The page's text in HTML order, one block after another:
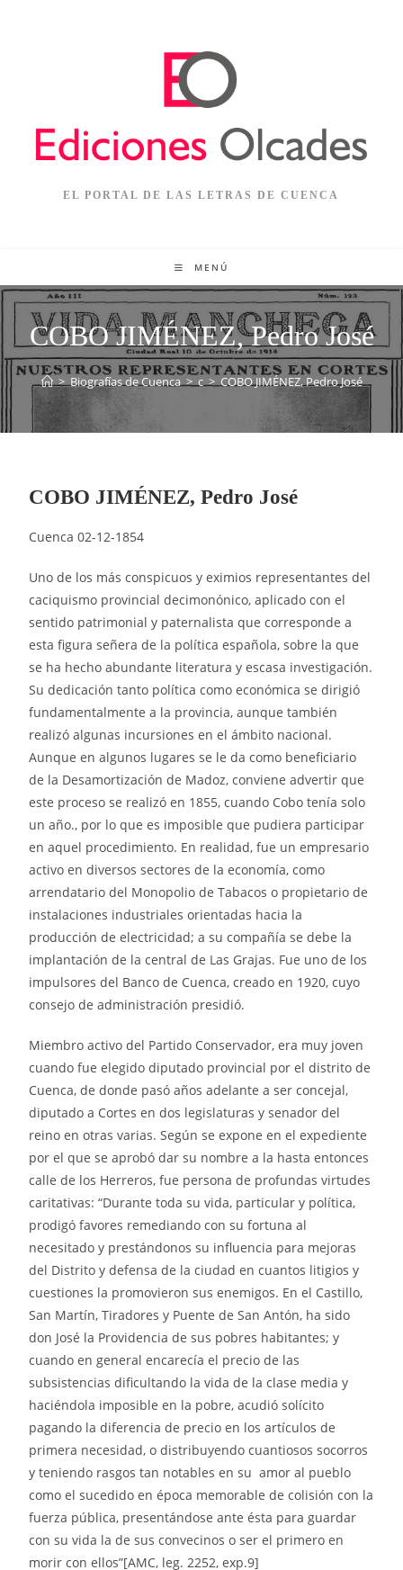
EL PORTAL DE LAS LETRAS DE CUENCA
MENÚ
COBO JIMÉNEZ, Pedro José
> Biografías de Cuenca > c > COBO JIMÉNEZ, Pedro José
COBO JIMÉNEZ, Pedro José
Cuenca 02-12-1854
Uno de los más conspicuos y eximios representantes del
caciquismo provincial decimonónico, aplicado con el
sentido patrimonial y paternalista que corresponde a
esta figura señera de la política española, sobre la que
se ha hecho abundante literatura y escasa investigación.
Su dedicación tanto política como económica se dirigió
fundamentalmente a la provincia, aunque también
realizó algunas incursiones en el ámbito nacional.
Aunque en algunos lugares se le da como beneficiario
de la Desamortización de Madoz, conviene advertir que
este proceso se realizó en 1855, cuando Cobo tenía solo
un año., por lo que es imposible que pudiera participar
en aquel procedimiento. En realidad, fue un empresario
activo en diversos sectores de la economía, como
arrendatario del Monopolio de Tabacos o propietario de
instalaciones industriales orientadas hacia la
producción de electricidad; a su compañía se debe la
implantación de la central de Las Grajas. Fue uno de los
impulsores del Banco de Cuenca, creado en 1920, cuyo
consejo de administración presidió.
Miembro activo del Partido Conservador, era muy joven
cuando fue elegido diputado provincial por el distrito de
Cuenca, de donde pasó años adelante a ser concejal,
diputado a Cortes en dos legislaturas y senador del
reino en otras varias. Según se expone en el expediente
por el que se aprobó dar su nombre a la hasta entonces
calle de los Herreros, fue persona de profundas virtudes
caritativas: “Durante toda su vida, particular y política,
prodigó favores remediando con su fortuna al
necesitado y prestándonos su influencia para mejoras
del Distrito y defensa de la ciudad en cuantos litigios y
cuestiones la promovieron sus enemigos. En el Castillo,
San Martín, Tiradores y Puente de San Antón, ha sido
don José la Providencia de sus pobres habitantes; y
cuando en general encarecía el precio de las
subsistencias dificultando la vida de la clase media y
haciéndola imposible en la pobre, acudió solícito
pagando la diferencia de precio en los artículos de
primera necesidad, o distribuyendo cuantiosos socorros
y teniendo rasgos tan notables en su amor al pueblo
como el sucedido en época memorable de colisión con la
fuerza pública, presentándose ante ésta para guardar
con su vida la de sus convecinos o ser el primero en
morir con ellos”[AMC, leg. 2252, exp.9]